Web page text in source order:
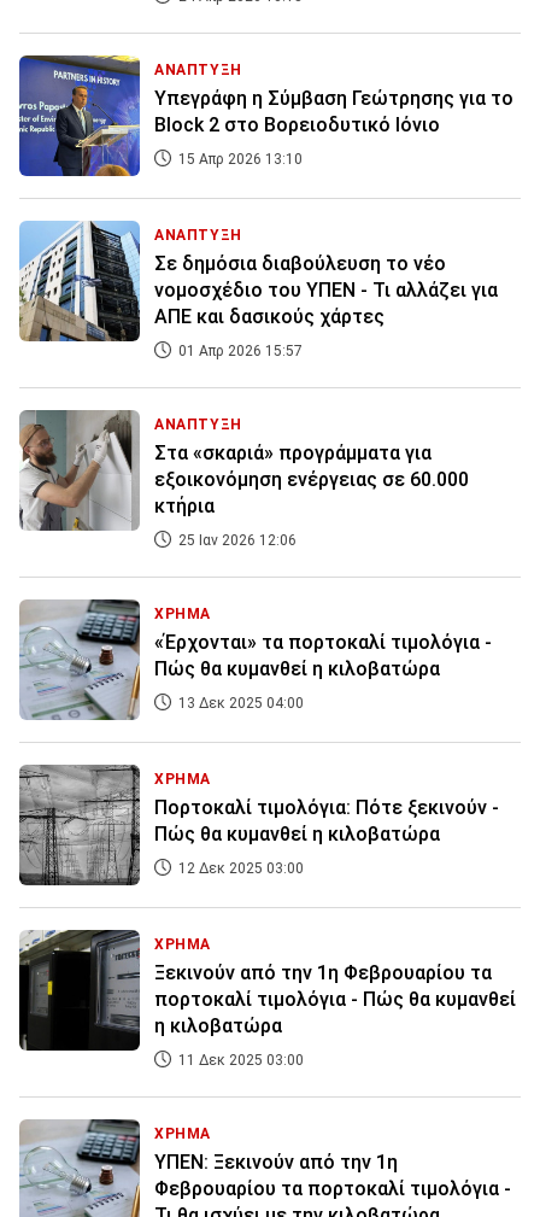
ΑΝΑΠΤΥΞΗ
Υπεγράφη η Σύμβαση Γεώτρησης για το
Block 2 ‎στο Βορειοδυτικό Ιόνιο
15 Απρ 2026 13:10
ΑΝΑΠΤΥΞΗ
Σε δημόσια διαβούλευση το νέο
νομοσχέδιο του ΥΠΕΝ - Τι αλλάζει για
ΑΠΕ και δασικούς χάρτες
01 Απρ 2026 15:57
ΑΝΑΠΤΥΞΗ
Στα «σκαριά» προγράμματα για
εξοικονόμηση ενέργειας σε 60.000
κτήρια
25 Ιαν 2026 12:06
ΧΡΗΜΑ
«Έρχονται» τα πορτοκαλί τιμολόγια -
Πώς θα κυμανθεί η κιλοβατώρα
13 Δεκ 2025 04:00
ΧΡΗΜΑ
Πορτοκαλί τιμολόγια: Πότε ξεκινούν -
Πώς θα κυμανθεί η κιλοβατώρα
12 Δεκ 2025 03:00
ΧΡΗΜΑ
Ξεκινούν από την 1η Φεβρουαρίου τα
πορτοκαλί τιμολόγια - Πώς θα κυμανθεί
η κιλοβατώρα
11 Δεκ 2025 03:00
ΧΡΗΜΑ
ΥΠΕΝ: Ξεκινούν από την 1η
Φεβρουαρίου τα πορτοκαλί τιμολόγια -